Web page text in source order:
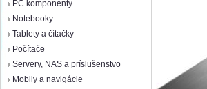
PC komponenty
Notebooky
Tablety a čítačky
Počítače
Servery, NAS a príslušenstvo
Mobily a navigácie